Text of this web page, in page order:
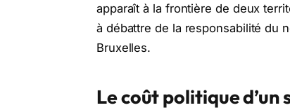
apparaît à la frontière de deux
à débattre de la responsabilité du
Bruxelles.
Le coût politique